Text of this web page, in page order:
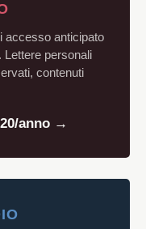
accesso anticipato
Lettere personali
contenuti
anno →